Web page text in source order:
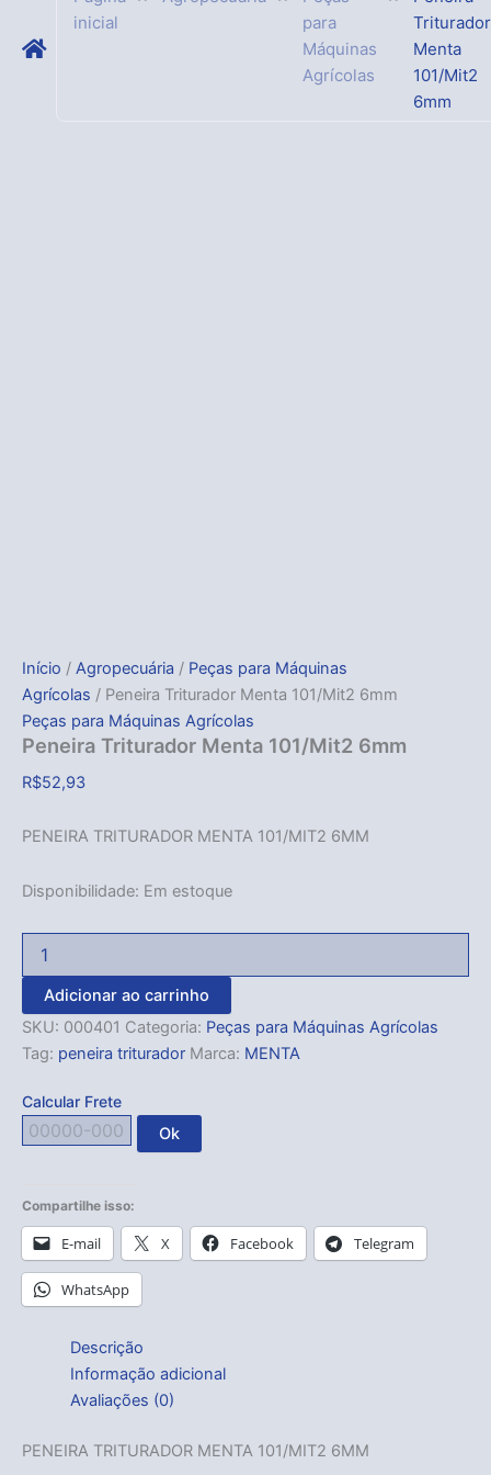
inicial
para
Máquinas
Agrícolas
Triturador
Menta
101/Mit2
6mm
Início / Agropecuária / Peças para Máquinas
Agrícolas / Peneira Triturador Menta 101/Mit2 6mm
Peças para Máquinas Agrícolas
Peneira Triturador Menta 101/Mit2 6mm
R$52,93
PENEIRA TRITURADOR MENTA 101/MIT2 6MM
Disponibilidade: Em estoque
Adicionar ao carrinho
SKU: 000401 Categoria: Peças para Máquinas Agrícolas
Tag: peneira triturador Marca: MENTA
Calcular Frete
Ok
Compartilhe isso:
E-mail X Facebook Telegram
WhatsApp
Descrição
Informação adicional
Avaliações (0)
PENEIRA TRITURADOR MENTA 101/MIT2 6MM